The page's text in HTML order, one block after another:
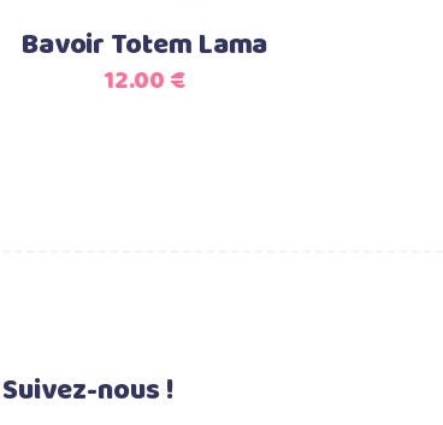
Bavoir Totem Lama
12.00€
Suivez-nous !